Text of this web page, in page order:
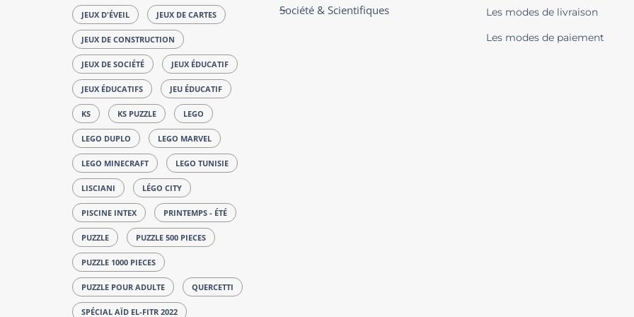
JEUX D'ÉVEIL JEUX DE CARTES
JEUX DE CONSTRUCTION
JEUX DE SOCIÉTÉ JEUX ÉDUCATIF
JEUX ÉDUCATIFS JEU ÉDUCATIF
KS KS PUZZLE LEGO
LEGO DUPLO LEGO MARVEL
LEGO MINECRAFT LEGO TUNISIE
LISCIANI LÉGO CITY
PISCINE INTEX PRINTEMPS - ÉTÉ
PUZZLE PUZZLE 500 PIECES
PUZZLE 1000 PIECES
PUZZLE POUR ADULTE QUERCETTI
SPÉCIAL AÏD EL-FITR 2022
Société & Scientifiques
Les modes de livraison
Les modes de paiement